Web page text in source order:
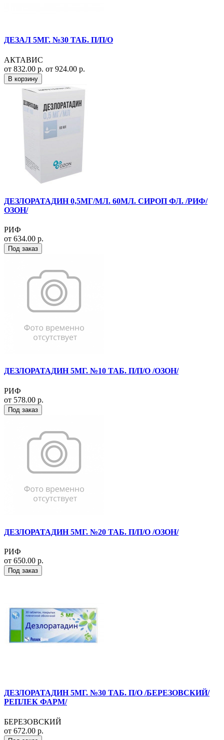
ДЕЗАЛ 5МГ. №30 ТАБ. П/П/О
АКТАВИС
от 832.00 р. от 924.00 р.
В корзину
ДЕЗЛОРАТАДИН 0,5МГ/МЛ. 60МЛ. СИРОП ФЛ. /РИФ/
ОЗОН/
РИФ
от 634.00 р.
Под заказ
ДЕЗЛОРАТАДИН 5МГ. №10 ТАБ. П/П/О /ОЗОН/
РИФ
от 578.00 р.
Под заказ
ДЕЗЛОРАТАДИН 5МГ. №20 ТАБ. П/П/О /ОЗОН/
РИФ
от 650.00 р.
Под заказ
ДЕЗЛОРАТАДИН 5МГ. №30 ТАБ. П/О /БЕРЕЗОВСКИЙ/
РЕПЛЕК ФАРМ/
БЕРЕЗОВСКИЙ
от 672.00 р.